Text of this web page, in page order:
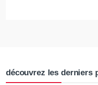
découvrez les derniers